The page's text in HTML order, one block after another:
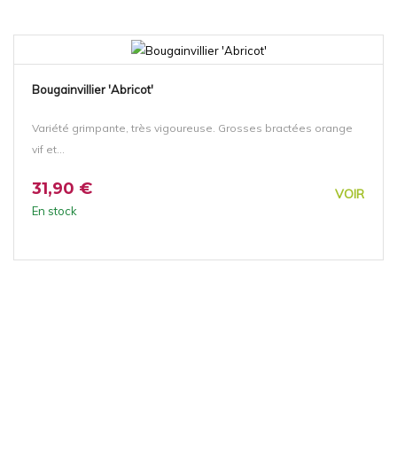
Bougainvillier 'Abricot'
Variété grimpante, très vigoureuse. Grosses bractées orange
vif et...
31,90 € VOIR
En stock